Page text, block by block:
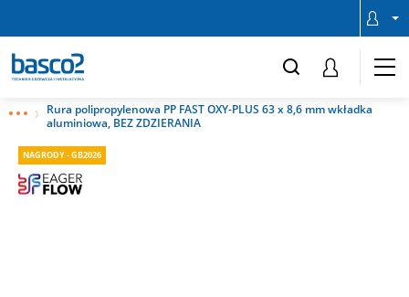
Rura polipropylenowa PP FAST OXY-PLUS 63 x 8,6 mm wkładka
aluminiowa, BEZ ZDZIERANIA
NAGRODY - GB2026